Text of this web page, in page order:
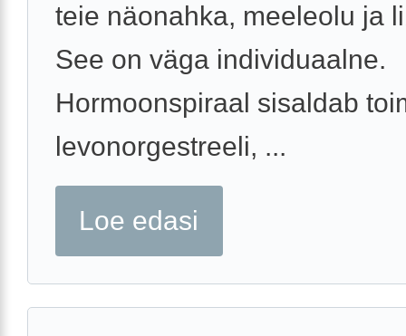
teie näonahka, meeleolu ja
See on väga individuaalne.
Hormoonspiraal sisaldab
levonorgestreeli, ...
Loe edasi